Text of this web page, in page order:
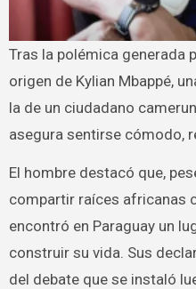
Tras la polémica generada por comentarios sobre el
origen de Kylian Mbappé,
la de un ciudadano
asegura sentirse cómodo,
El hombre destacó que,
compartir raíces africanas
encontró en Paraguay un
construir su vida. Sus
del debate que se instaló